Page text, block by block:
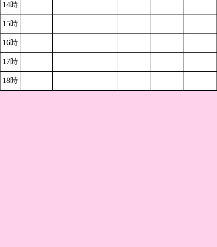
14時
15時
16時
17時
18時